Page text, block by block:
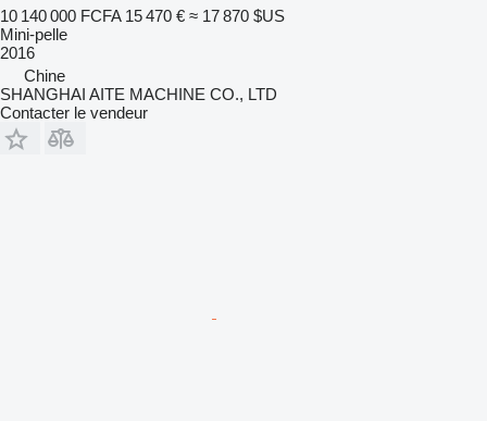
10 140 000 FCFA 15 470 € ≈ 17 870 $US
Mini-pelle
2016
Chine
SHANGHAI AITE MACHINE CO., LTD
Contacter le vendeur